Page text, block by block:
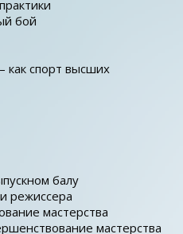
бой
как спорт высших
балу
режиссера
мастерства
мастерства